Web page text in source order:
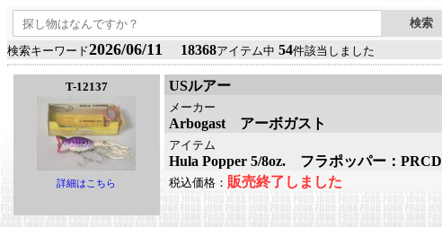
検索キーワード2026/06/11 18368アイテム中 54件該当しました
T-12137
詳細はこちら
USルアー
メーカー
Arbogast アーボガスト
アイテム
Hula Popper 5/8oz. フラポッパー：PRCD
税込価格： 販売終了しました